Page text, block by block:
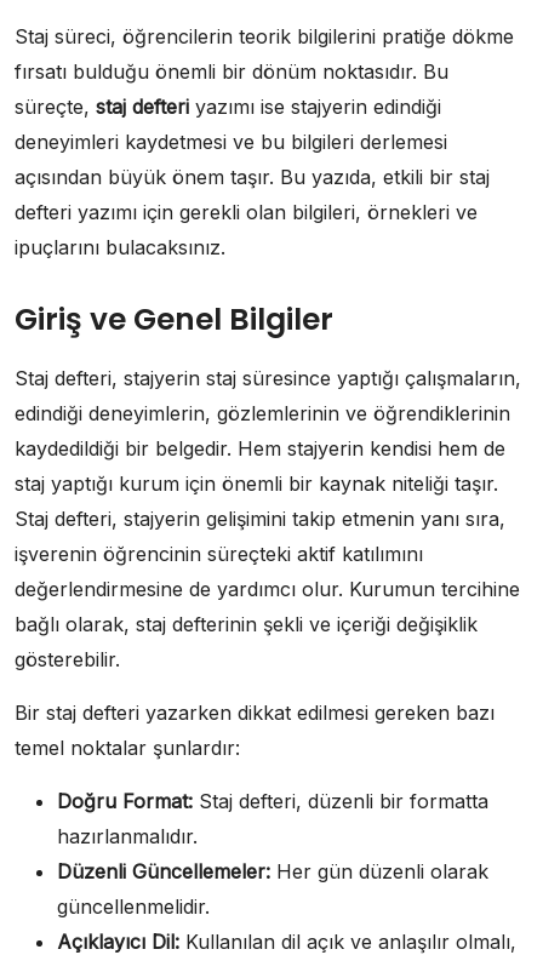
Staj süreci, öğrencilerin teorik bilgilerini pratiğe dökme
fırsatı bulduğu önemli bir dönüm noktasıdır. Bu
süreçte, staj defteri yazımı ise stajyerin edindiği
deneyimleri kaydetmesi ve bu bilgileri derlemesi
açısından büyük önem taşır. Bu yazıda, etkili bir staj
defteri yazımı için gerekli olan bilgileri, örnekleri ve
ipuçlarını bulacaksınız.
Giriş ve Genel Bilgiler
Staj defteri, stajyerin staj süresince yaptığı çalışmaların,
edindiği deneyimlerin, gözlemlerinin ve öğrendiklerinin
kaydedildiği bir belgedir. Hem stajyerin kendisi hem de
staj yaptığı kurum için önemli bir kaynak niteliği taşır.
Staj defteri, stajyerin gelişimini takip etmenin yanı sıra,
işverenin öğrencinin süreçteki aktif katılımını
değerlendirmesine de yardımcı olur. Kurumun tercihine
bağlı olarak, staj defterinin şekli ve içeriği değişiklik
gösterebilir.
Bir staj defteri yazarken dikkat edilmesi gereken bazı
temel noktalar şunlardır:
Doğru Format: Staj defteri, düzenli bir formatta
hazırlanmalıdır.
Düzenli Güncellemeler: Her gün düzenli olarak
güncellenmelidir.
Açıklayıcı Dil: Kullanılan dil açık ve anlaşılır olmalı,